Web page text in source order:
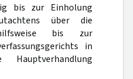
bis zur Einholung
über die
hilfsweise bis zur
in